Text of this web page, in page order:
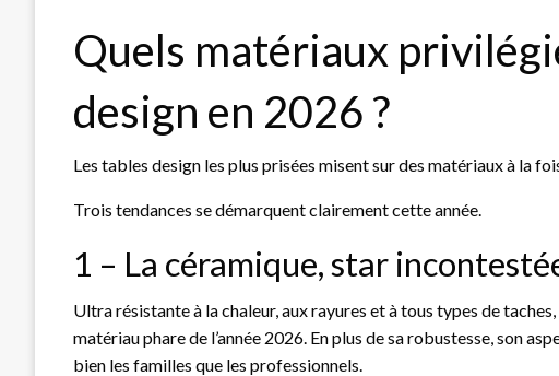
Quels matériaux
design en 2026 ?
Les tables design les plus prisées misent sur des matériaux à la
Trois tendances se démarquent clairement cette année.
1 – La céramique, star
Ultra résistante à la chaleur, aux rayures et à tous types de
matériau phare de l’année 2026. En plus de sa robustesse, son
bien les familles que les professionnels.